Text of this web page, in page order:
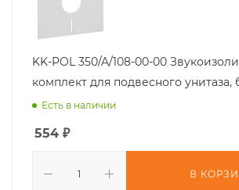
KK-POL 350/A/108-00-00 Звукоизолирующий
комплект для подвесного унитаза,
Есть в наличии
554 ₽
В